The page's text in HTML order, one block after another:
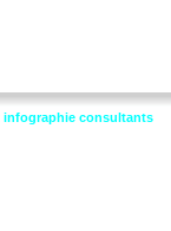
infographie consultants